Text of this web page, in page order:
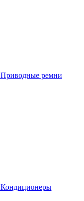
Приводные ремни
Кондиционеры